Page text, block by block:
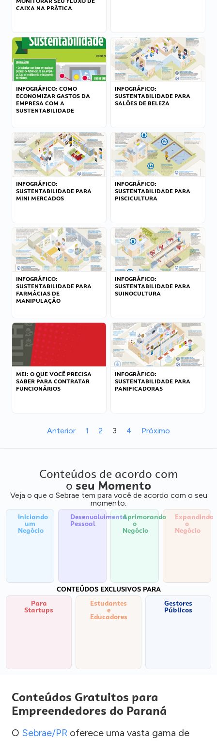
CAIXA NA PRÁTICA
INFOGRÁFICO: COMO
ECONOMIZAR GASTOS DA
EMPRESA COM A
SUSTENTABILIDADE
INFOGRÁFICO:
SUSTENTABILIDADE PARA
SALÕES DE BELEZA
INFOGRÁFICO:
SUSTENTABILIDADE PARA
MINI MERCADOS
INFOGRÁFICO:
SUSTENTABILIDADE PARA
PISCICULTURA
INFOGRÁFICO:
SUSTENTABILIDADE PARA
FARMÁCIAS DE
MANIPULAÇÃO
INFOGRÁFICO:
SUSTENTABILIDADE PARA
SUINOCULTURA
MEI: O QUE VOCÊ PRECISA
SABER PARA CONTRATAR
FUNCIONÁRIOS
INFOGRÁFICO:
SUSTENTABILIDADE PARA
PANIFICADORAS
Anterior 1 2 3 4 Próximo
Conteúdos de acordo com
o seu Momento
Veja o que o Sebrae tem para você de acordo com o seu
momento:
Iniciando
um
Negócio
Desenvolvimento
Pessoal
Aprimorando
o
Negócio
Expandindo
o
Negócio
CONTEÚDOS EXCLUSIVOS PARA
Para
Startups
Estudantes
e
Educadores
Gestores
Públicos
Conteúdos Gratuitos para
Empreendedores do Paraná
O Sebrae/PR oferece uma vasta gama de